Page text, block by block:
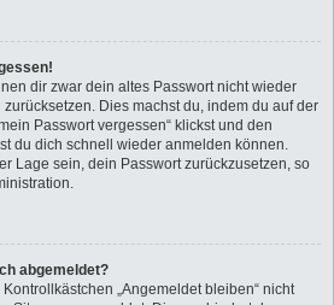
dir zwar dein altes Passwort nicht wieder
Dies machst du, indem du auf der
Passwort vergessen“ klickst und den
du dich schnell wieder anmelden können.
Lage sein, dein Passwort zurückzusetzen, so
abgemeldet?
„Angemeldet bleiben“ nicht